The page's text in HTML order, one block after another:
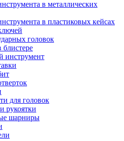
в металлических
в пластиковых кейсах
головок
инструмент
для головок
рукоятки
шарниры